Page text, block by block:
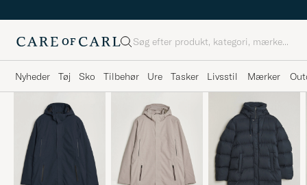
Søg
Nyheder Tøj Sko Tilbehør Ure Tasker Livsstil Mærker